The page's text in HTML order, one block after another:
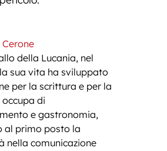
della Lucania, nel
sua vita ha sviluppato
per la scrittura e per la
occupa di
e gastronomia,
al primo posto la
nella comunicazione